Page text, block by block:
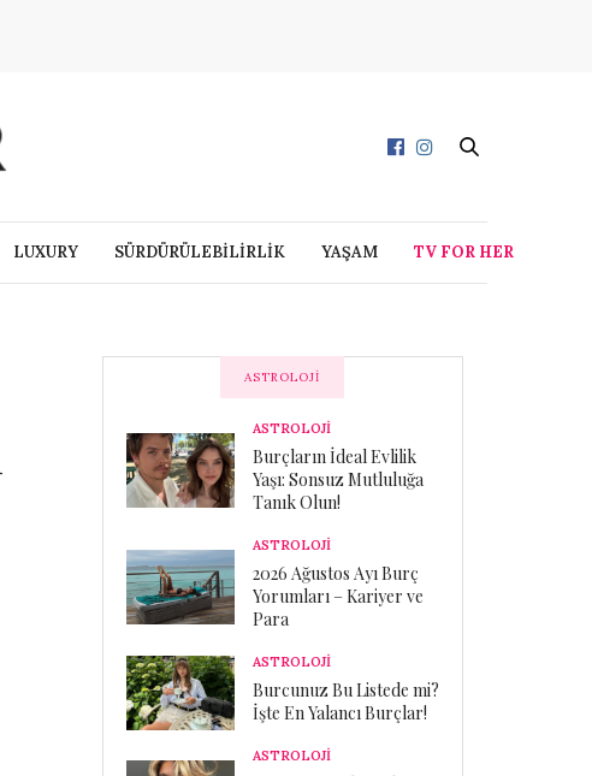
LUXURY SÜRDÜRÜLEBİLİRLİK YAŞAM TV FOR HER
ASTROLOJI
ASTROLOJİ
Burçların İdeal Evlilik
Yaşı: Sonsuz Mutluluğa
Tanık Olun!
ASTROLOJİ
2026 Ağustos Ayı Burç
Yorumları – Kariyer ve
Para
ASTROLOJİ
Burcunuz Bu Listede mi?
İşte En Yalancı Burçlar!
ASTROLOJİ